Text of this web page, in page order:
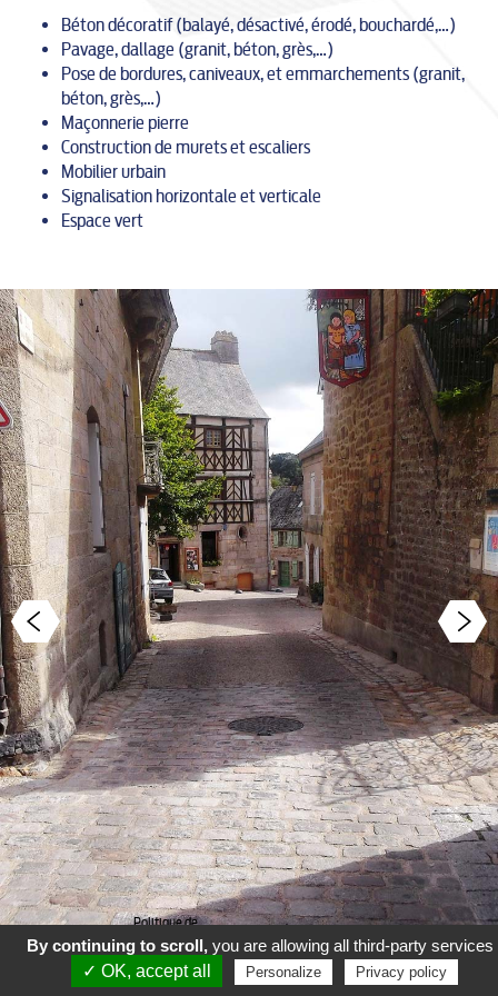
Béton décoratif (balayé, désactivé, érodé, bouchardé,…)
Pavage, dallage (granit, béton, grès,…)
Pose de bordures, caniveaux, et emmarchements (granit,
béton, grès,…)
Maçonnerie pierre
Construction de murets et escaliers
Mobilier urbain
Signalisation horizontale et verticale
Espace vert
Politique de
Conditions Générales de
Vente Politique de cookies
By continuing to scroll, you are allowing all third-party services
✓ OK, accept all
Personalize Privacy policy